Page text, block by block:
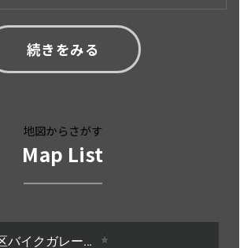
続きをみる
地図からさがす
Map List